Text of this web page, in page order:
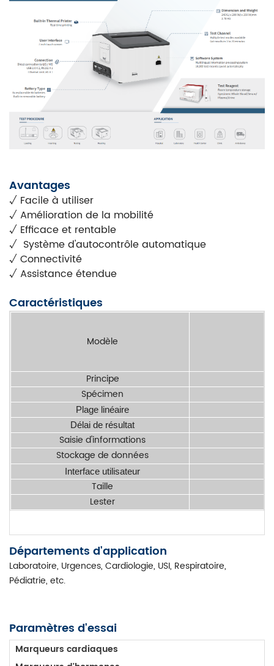
Avantages
√ Facile à utiliser
√ Amélioration de la mobilité
√ Efficace et rentable
√ Système d'autocontrôle automatique
√ Connectivité
√ Assistance étendue
Caractéristiques
Modèle
Principe
Spécimen
Plage linéaire
Délai de résultat
Saisie d'informations
Stockage de données
Interface utilisateur
Taille
Lester
Départements d'application
Laboratoire, Urgences, Cardiologie, USI, Respiratoire,
Pédiatrie, etc.
Paramètres d'essai
Marqueurs cardiaques